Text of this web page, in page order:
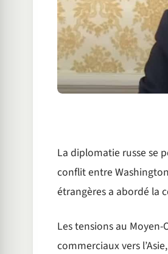
La diplomatie russe se
conflit entre
étrangères a abordé la
Les tensions au
commerciaux vers